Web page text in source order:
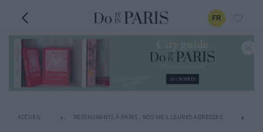
FR
ACCUEIL RESTAURANTS À PARIS : NOS MEILLEURES ADRESSES